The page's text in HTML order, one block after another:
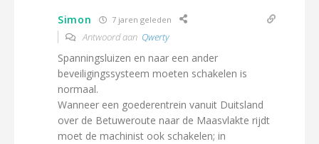
Simon 7 jaren geleden
Antwoord aan Qwerty
Spanningsluizen en naar een ander
beveiligingssysteem moeten schakelen is
normaal.
Wanneer een goederentrein vanuit Duitsland
over de Betuweroute naar de Maasvlakte rijdt
moet de machinist ook schakelen; in